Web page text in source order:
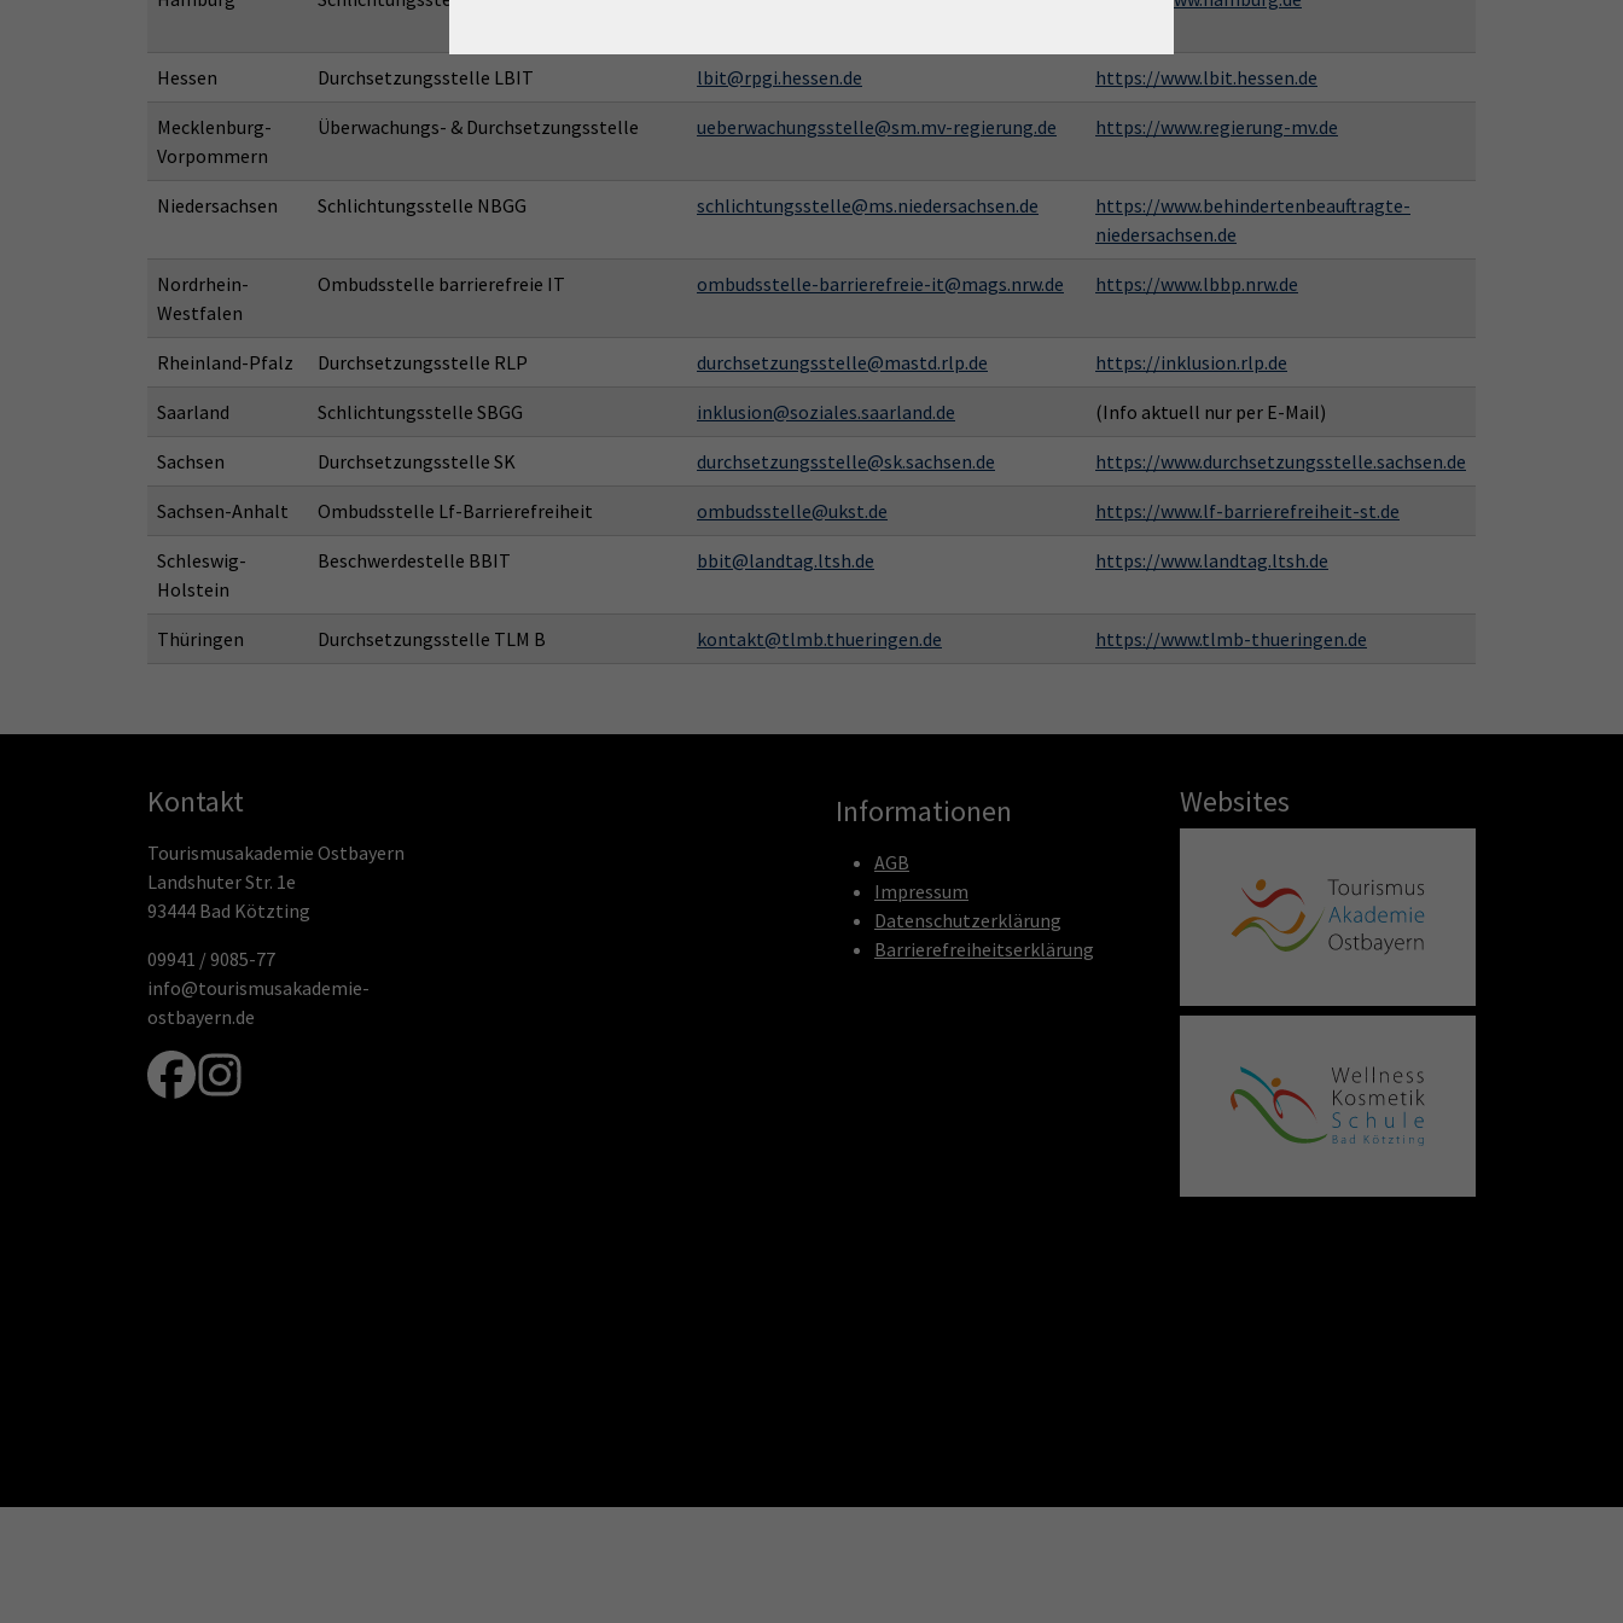
Hessen Durchsetzungsstelle LBIT lbit@rpgi.hessen.de https://www.lbit.hessen.de
Mecklenburg-
Vorpommern
Überwachungs- & Durchsetzungsstelle ueberwachungsstelle@sm.mv-regierung.de https://www.regierung-mv.de
Niedersachsen Schlichtungsstelle NBGG schlichtungsstelle@ms.niedersachsen.de
https://www.behindertenbeauftragte-
niedersachsen.de
Nordrhein-
Westfalen
Ombudsstelle barrierefreie IT ombudsstelle-barrierefreie-it@mags.nrw.de https://www.lbbp.nrw.de
Rheinland-Pfalz Durchsetzungsstelle RLP durchsetzungsstelle@mastd.rlp.de https://inklusion.rlp.de
Saarland Schlichtungsstelle SBGG inklusion@soziales.saarland.de (Info aktuell nur per E-Mail)
Sachsen Durchsetzungsstelle SK durchsetzungsstelle@sk.sachsen.de https://www.durchsetzungsstelle.sachsen.de
Sachsen-Anhalt Ombudsstelle Lf-Barrierefreiheit ombudsstelle@ukst.de https://www.lf-barrierefreiheit-st.de
Schleswig-
Holstein
Beschwerdestelle BBIT bbit@landtag.ltsh.de https://www.landtag.ltsh.de
Thüringen Durchsetzungsstelle TLM B kontakt@tlmb.thueringen.de https://www.tlmb-thueringen.de
Kontakt
Tourismusakademie Ostbayern
Landshuter Str. 1e
93444 Bad Kötzting
09941 / 9085-77
info@tourismusakademie-
ostbayern.de
Informationen
AGB
Impressum
Datenschutzerklärung
Barrierefreiheitserklärung
Websites